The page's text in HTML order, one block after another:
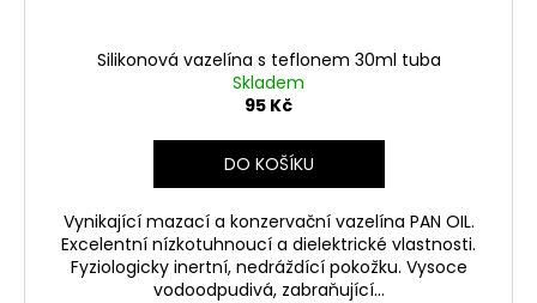
Silikonová vazelína s teflonem 30ml tuba
Skladem
95 Kč
DO KOŠÍKU
Vynikající mazací a konzervační vazelína PAN OIL.
Excelentní nízkotuhnoucí a dielektrické vlastnosti.
Fyziologicky inertní, nedráždící pokožku. Vysoce
vodoodpudivá, zabraňující...